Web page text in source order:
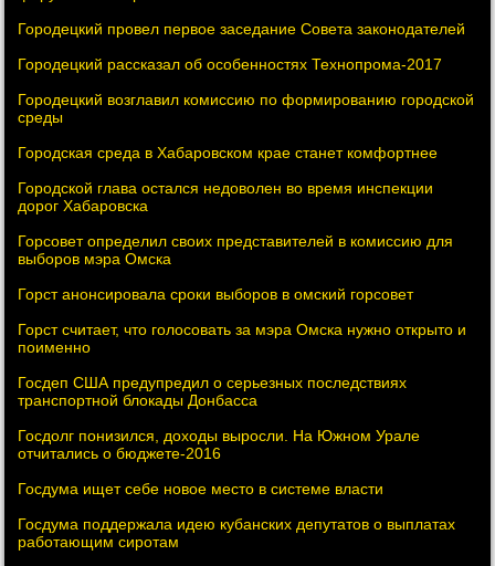
Городецкий провел первое заседание Совета законодателей
Городецкий рассказал об особенностях Технопрома-2017
Городецкий возглавил комиссию по формированию городской
среды
Городская среда в Хабаровском крае станет комфортнее
Городской глава остался недоволен во время инспекции
дорог Хабаровска
Горсовет определил своих представителей в комиссию для
выборов мэра Омска
Горст анонсировала сроки выборов в омский горсовет
Горст считает, что голосовать за мэра Омска нужно открыто и
поименно
Госдеп США предупредил о серьезных последствиях
транспортной блокады Донбасса
Госдолг понизился, доходы выросли. На Южном Урале
отчитались о бюджете-2016
Госдума ищет себе новое место в системе власти
Госдума поддержала идею кубанских депутатов о выплатах
работающим сиротам